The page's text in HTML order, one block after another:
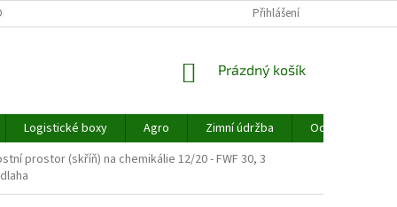
OCHRANY OSOBNÍCH ÚDAJŮ REKLAMACEPřihlášení
NÁKUPNÍ
Prázdný košík
Logistické boxy Agro Zimní údržba
Odpadové
prostor (skříň) na chemikálie 12/20 - FWF 30, 3